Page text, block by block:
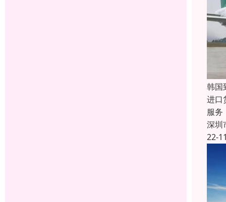
韩国
进口
服务
深圳
22-